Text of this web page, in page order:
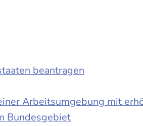
beantragen
Arbeitsumgebung mit
Bundesgebiet